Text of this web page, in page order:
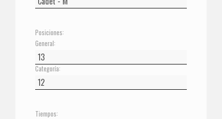
Posiciones:
General:
Categoría:
Tiempos: